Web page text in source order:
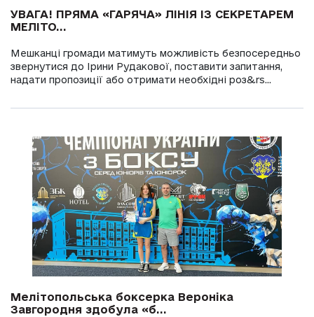
УВАГА! ПРЯМА «ГАРЯЧА» ЛІНІЯ ІЗ СЕКРЕТАРЕМ
МЕЛІТО...
Мешканці громади матимуть можливість безпосередньо
звернутися до Ірини Рудакової, поставити запитання,
надати пропозиції або отримати необхідні роз&rs...
Мелітопольська боксерка Вероніка
Завгородня здобула «б...